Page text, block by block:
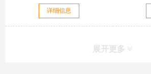
详细信息
展开更多